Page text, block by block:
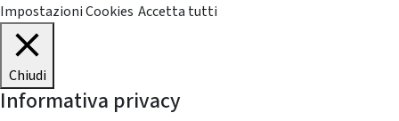
Impostazioni Cookies Accetta tutti
Chiudi
Informativa privacy